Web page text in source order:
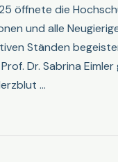
öffnete die
und alle
Ständen
Dr. Sabrina
…